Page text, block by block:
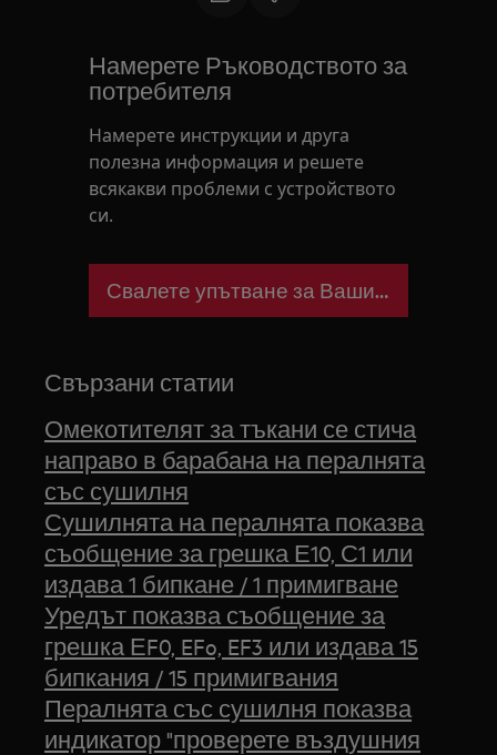
Намерете Ръководството за
потребителя
Намерете инструкции и друга
полезна информация и решете
всякакви проблеми с устройството
си.
Свалете упътване за Вашия уред
Свързани статии
Омекотителят за тъкани се стича
направо в барабана на пералнята
със сушилня
Сушилнята на пералнята показва
съобщение за грешка Е10, С1 или
издава 1 бипкане / 1 примигване
Уредът показва съобщение за
грешка ЕF0, EFo, EF3 или издава 15
бипкания / 15 примигвания
Пералнята със сушилня показва
индикатор "проверете въздушния